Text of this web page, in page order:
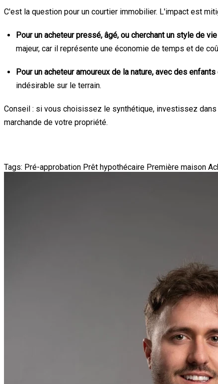
C'est la question pour un courtier immobilier. L'impact est
Pour un acheteur pressé, âgé, ou cherchant un style de
majeur, car il représente une économie de temps et de
Pour un acheteur amoureux de la nature, avec des
indésirable sur le terrain.
Conseil : si vous choisissez le synthétique, investissez
marchande de votre propriété.
Tags: Pré-approbation Prêt hypothécaire Première maison